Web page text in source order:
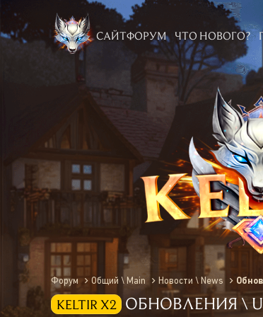
САЙТФОРУМ
НОВЫЕ СООБЩЕНИЯ
ЧТО НОВОГО?
НОВЫЕ
ПОСЛЕДНЯЯ
Форум Общий \ Main Новости \ News
KELTIR X2 ОБНОВЛЕНИЯ \